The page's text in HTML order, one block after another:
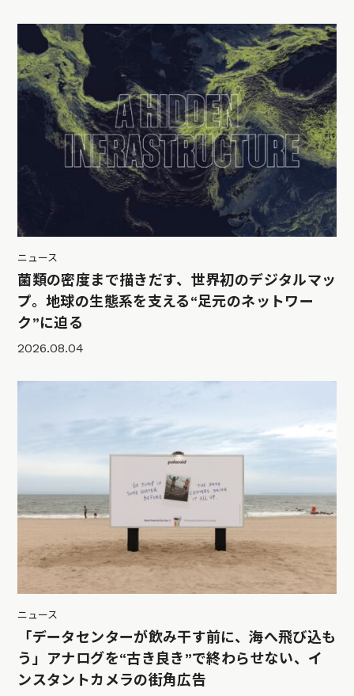
ニュース
菌類の密度まで描きだす、世界初のデジタルマッ
プ。地球の生態系を支える“足元のネットワー
ク”に迫る
2026.08.04
ニュース
「データセンターが飲み干す前に、海へ飛び込も
う」アナログを“古き良き”で終わらせない、イ
ンスタントカメラの街角広告